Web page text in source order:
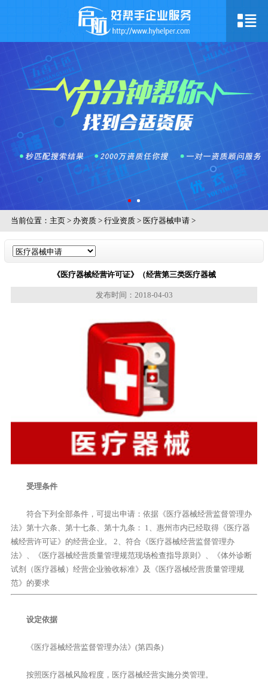
当前位置： 主页> 办资质> 行业资质> 医疗器械申请>
《医疗器械经营许可证》（经营第三类医疗器械
发布时间：2018-04-03
受理条件
符合下列全部条件，可提出申请：依据《医疗器械经营监督管理办
法》第十六条、第十七条、第十九条： 1、惠州市内已经取得《医疗器
械经营许可证》的经营企业。 2、符合《医疗器械经营监督管理办
法》、《医疗器械经营质量管理规范现场检查指导原则》、《体外诊断
试剂（医疗器械）经营企业验收标准》及《医疗器械经营质量管理规
范》的要求
设定依据
《医疗器械经营监督管理办法》(第四条)
按照医疗器械风险程度，医疗器械经营实施分类管理。